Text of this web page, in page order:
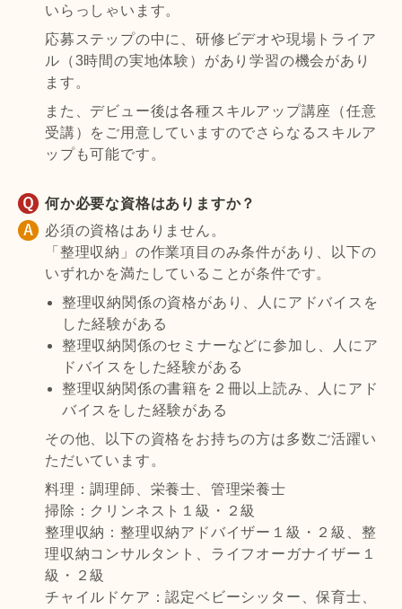
いらっしゃいます。
応募ステップの中に、研修ビデオや現場トライア
ル（3時間の実地体験）があり学習の機会があり
ます。
また、デビュー後は各種スキルアップ講座（任意
受講）をご用意していますのでさらなるスキルア
ップも可能です。
何か必要な資格はありますか？
必須の資格はありません。
「整理収納」の作業項目のみ条件があり、以下の
いずれかを満たしていることが条件です。
整理収納関係の資格があり、人にアドバイスを
した経験がある
整理収納関係のセミナーなどに参加し、人にア
ドバイスをした経験がある
整理収納関係の書籍を２冊以上読み、人にアド
バイスをした経験がある
その他、以下の資格をお持ちの方は多数ご活躍い
ただいています。
料理：調理師、栄養士、管理栄養士
掃除：クリンネスト１級・２級
整理収納：整理収納アドバイザー１級・２級、整
理収納コンサルタント、ライフオーガナイザー１
級・２級
チャイルドケア：認定ベビーシッター、保育士、